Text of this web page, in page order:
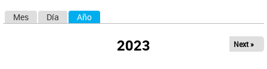
Mes Día Año
2023 Next »